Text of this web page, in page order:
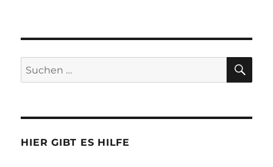
Suchen
nach:
HIER GIBT ES HILFE